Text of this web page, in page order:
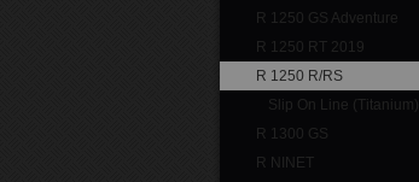
R 1250 GS Adventure
R 1250 RT 2019
R 1250 R/RS
Slip On Line (Titanium)
R 1300 GS
R NINET